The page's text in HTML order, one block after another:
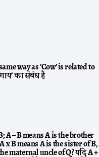
way as ‘Cow’ is related to
का संबंध है
A – B means A is the brother
x B means A is the sister of B,
maternal uncle of Q? यदि A +